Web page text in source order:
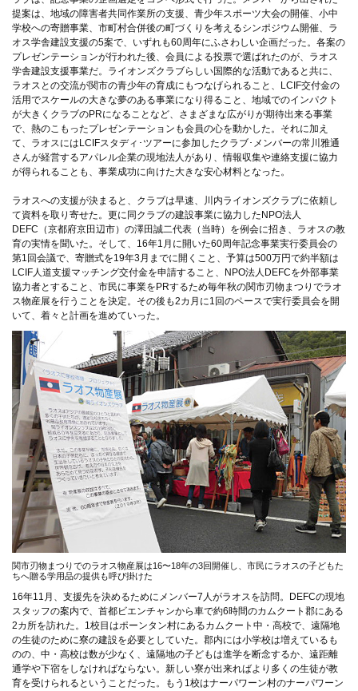
提案は、地域の障害者共同作業所の支援、青少年スポーツ大会の開催、小中
学校への寄贈事業、市町村合併後の町づくりを考えるシンポジウム開催、ラ
オス学舎建設支援の5案で、いずれも60周年にふさわしい企画だった。各案の
プレゼンテーションが行われた後、会員による投票で選ばれたのが、ラオス
学舎建設支援事業だ。ライオンズクラブらしい国際的な活動であると共に、
ラオスとの交流が関市の青少年の育成にもつなげられること、LCIF交付金の
活用でスケールの大きな夢のある事業になり得ること、地域でのインパクト
が大きくクラブのPRになることなど、さまざまな広がりが期待出来る事業
で、熱のこもったプレゼンテーションも会員の心を動かした。それに加え
て、ラオスにはLCIFスタディ･ツアーに参加したクラブ･メンバーの常川雅通
さんが経営するアパレル企業の現地法人があり、情報収集や連絡支援に協力
が得られることも、事業成功に向けた大きな安心材料となった。
ラオスへの支援が決まると、クラブは早速、川内ライオンズクラブに依頼し
て資料を取り寄せた。更に同クラブの建設事業に協力したNPO法人
DEFC（京都府京田辺市）の澤田誠二代表（当時）を例会に招き、ラオスの教
育の実情を聞いた。そして、16年1月に開いた60周年記念事業実行委員会の
第1回会議で、寄贈式を19年3月までに開くこと、予算は500万円で約半額は
LCIF人道支援マッチング交付金を申請すること、NPO法人DEFCを外部事業
協力者とすること、市民に事業をPRするため毎年秋の関市刃物まつりでラオ
ス物産展を行うことを決定。その後も2カ月に1回のペースで実行委員会を開
いて、着々と計画を進めていった。
関市刃物まつりでのラオス物産展は16〜18年の3回開催し、市民にラオスの子どもた
ちへ贈る学用品の提供も呼び掛けた
16年11月、支援先を決めるためにメンバー7人がラオスを訪問。DEFCの現地
スタッフの案内で、首都ビエンチャンから車で約6時間のカムクート郡にある
2カ所を訪れた。1校目はポーンタン村にあるカムクート中・高校で、遠隔地
の生徒のために寮の建設を必要としていた。郡内には小学校は増えているも
のの、中・高校は数が少なく、遠隔地の子どもは進学を断念するか、遠距離
通学や下宿をしなければならない。新しい寮が出来ればより多くの生徒が教
育を受けられるということだった。もう1校はナーパワーン村のナーパワーン